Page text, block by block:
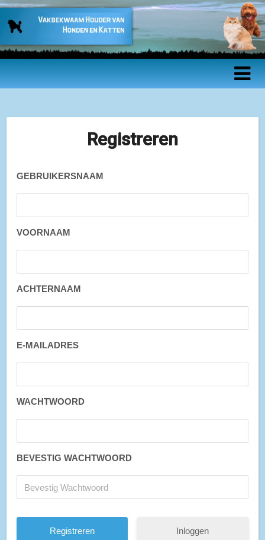
Vakbekwaam
Houder van
Honden en
Katten –
Registreren
GEBRUIKERSNAAM
VOORNAAM
ACHTERNAAM
E-MAILADRES
WACHTWOORD
BEVESTIG WACHTWOORD
Inloggen